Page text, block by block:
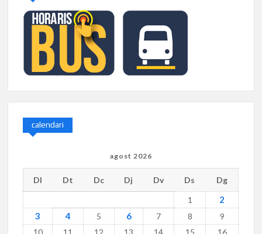
calendari
agost 2026
Dl Dt Dc Dj Dv Ds
Dg
1
2
3
4 5 6 7 8
9